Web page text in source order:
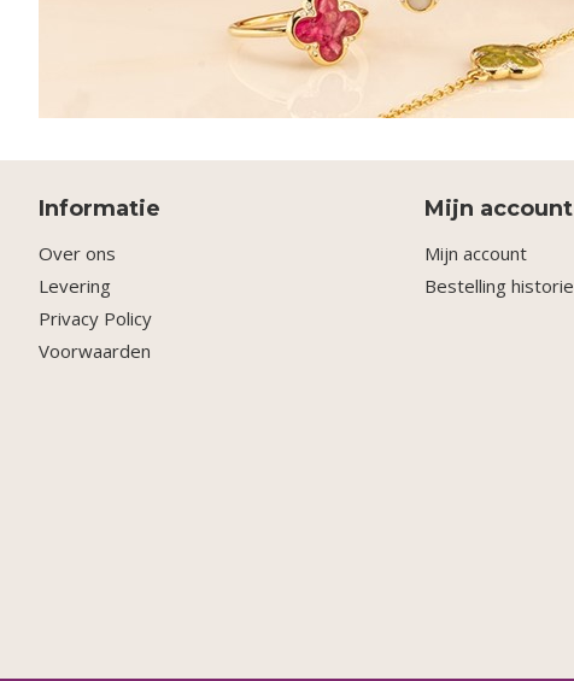
Informatie
Over ons
Levering
Privacy Policy
Voorwaarden
Mijn account
Mijn account
Bestelling historie